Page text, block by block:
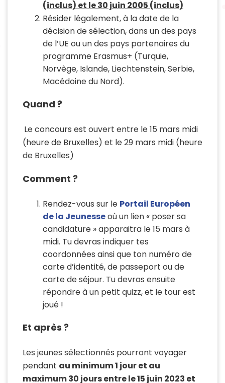
(inclus) et le 30 juin 2005 (inclus)
Résider légalement, à la date de la
décision de sélection, dans un des pays
de l’UE ou un des pays partenaires du
programme Erasmus+ (Turquie,
Norvège, Islande, Liechtenstein, Serbie,
Macédoine du Nord).
Quand ?
Le concours est ouvert entre le 15 mars midi
(heure de Bruxelles) et le 29 mars midi (heure
de Bruxelles)
Comment ?
Rendez-vous sur le Portail Européen
de la Jeunesseoù un lien « poser sa
candidature » apparaitra le 15 mars à
midi. Tu devras indiquer tes
coordonnées ainsi que ton numéro de
carte d’identité, de passeport ou de
carte de séjour. Tu devras ensuite
répondre à un petit quizz, et le tour est
joué !
Et après ?
Les jeunes sélectionnés pourront voyager
pendant au minimum 1 jour et au
maximum 30 jours entre le 15 juin 2023 et